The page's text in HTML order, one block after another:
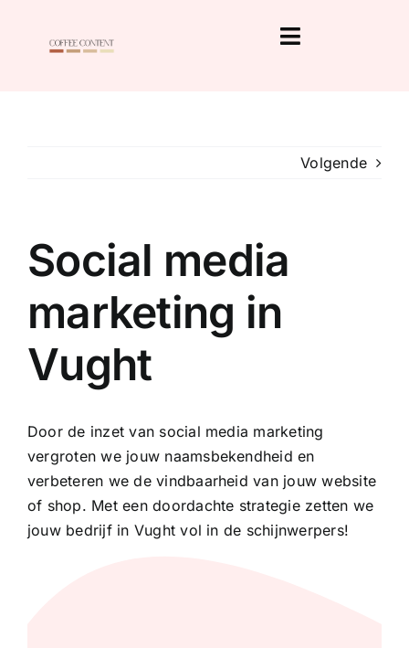
Toggle
Volgende
Social media
marketing in
Vught
Door de inzet van social media marketing
vergroten we jouw naamsbekendheid en
verbeteren we de vindbaarheid van jouw website
of shop. Met een doordachte strategie zetten we
jouw bedrijf in Vught vol in de schijnwerpers!